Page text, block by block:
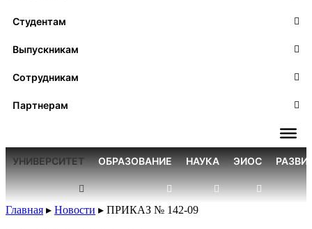
Студентам
Выпускникам
Сотрудникам
Партнерам
УНИВЕРСИТЕТ ОБРАЗОВАНИЕ НАУКА ЭИОС
Главная ▸ Новости ▸ ПРИКАЗ № 142-09